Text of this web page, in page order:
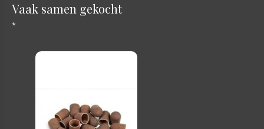
Vaak samen gekocht
*